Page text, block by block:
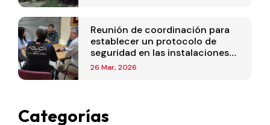
Reunión de coordinación para
establecer un protocolo de
seguridad en las instalaciones
deportivas
26 Mar, 2026
Categorías